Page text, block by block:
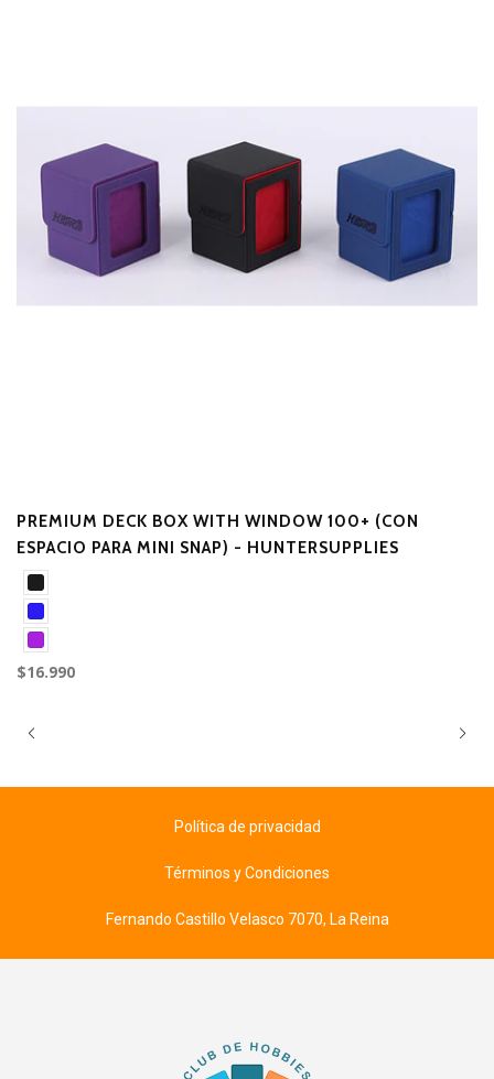
PREMIUM DECK BOX WITH WINDOW 100+ (CON
ESPACIO PARA MINI SNAP) - HUNTERSUPPLIES
$16.990
Política de privacidad
Términos y Condiciones
Fernando Castillo Velasco 7070, La Reina